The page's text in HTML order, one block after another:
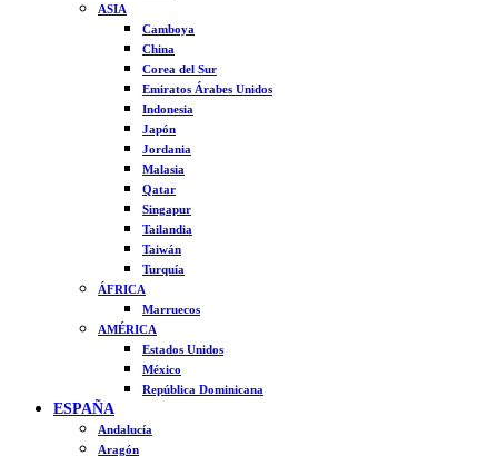
ASIA
Camboya
China
Corea del Sur
Emiratos Árabes Unidos
Indonesia
Japón
Jordania
Malasia
Qatar
Singapur
Tailandia
Taiwán
Turquía
ÁFRICA
Marruecos
AMÉRICA
Estados Unidos
México
República Dominicana
ESPAÑA
Andalucía
Aragón